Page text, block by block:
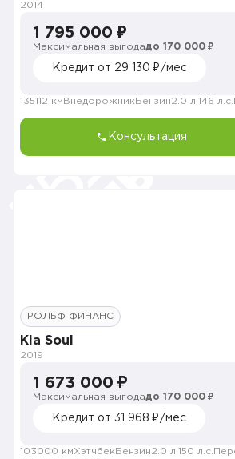
2014
1 795 000 ₽
Максимальная выгодадо 170 000 ₽
Кредит от 29 130 ₽/мес
135112 км Внедорожник Бензин2.0 л. 146 л.с.
Консультация
РОЛЬФ ФИНАНС
Kia Soul
2019
1 673 000 ₽
Максимальная выгодадо 170 000 ₽
Кредит от 31 968 ₽/мес
103000 кмХэтчбек Бензин2.0 л. 150 л.с.